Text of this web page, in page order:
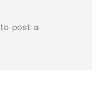
to post a